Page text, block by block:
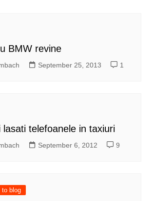
BMW revine
September 25, 2013 1
lasati telefoanele in taxiuri
September 6, 2012 9
to blog